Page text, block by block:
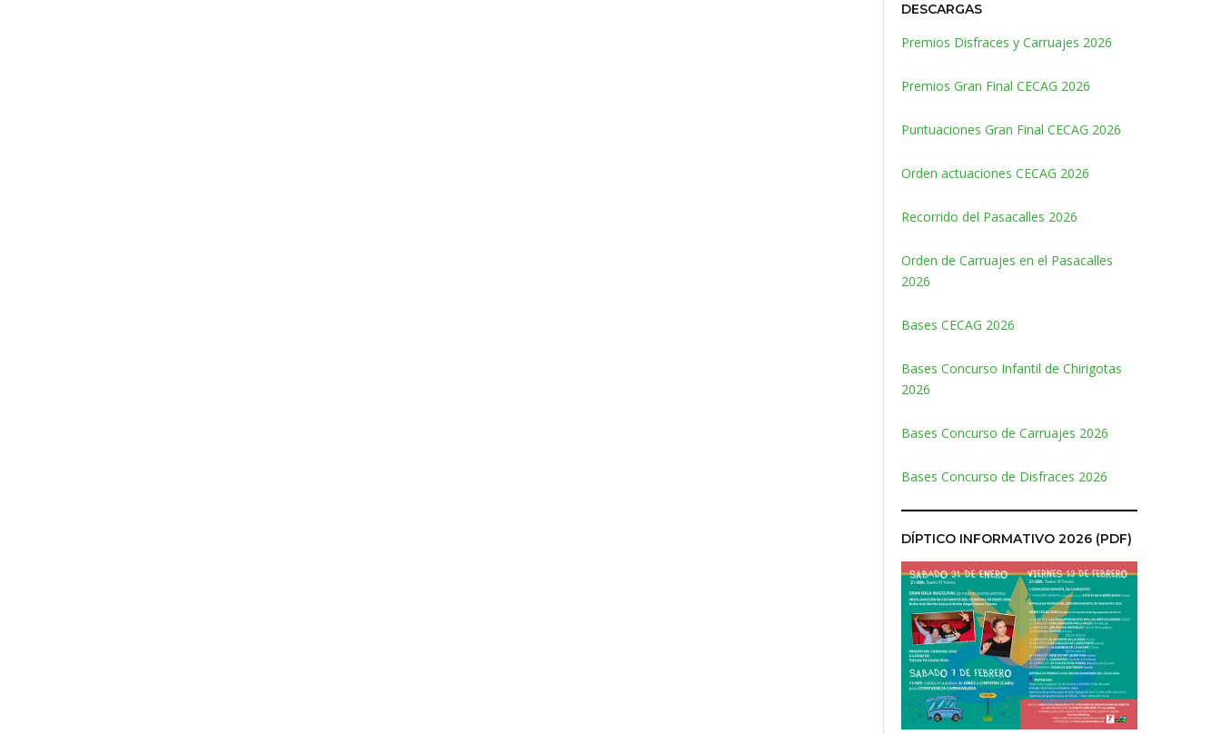
DESCARGAS
Premios Disfraces y Carruajes 2026
Premios Gran Final CECAG 2026
Puntuaciones Gran Final CECAG 2026
Orden actuaciones CECAG 2026
Recorrido del Pasacalles 2026
Orden de Carruajes en el Pasacalles
2026
Bases CECAG 2026
Bases Concurso Infantil de Chirigotas
2026
Bases Concurso de Carruajes 2026
Bases Concurso de Disfraces 2026
DÍPTICO INFORMATIVO 2026 (PDF)